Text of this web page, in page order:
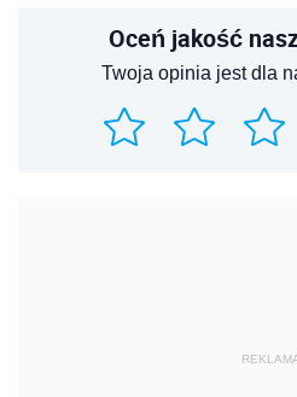
Oceń jakość
Twoja opinia jest dla